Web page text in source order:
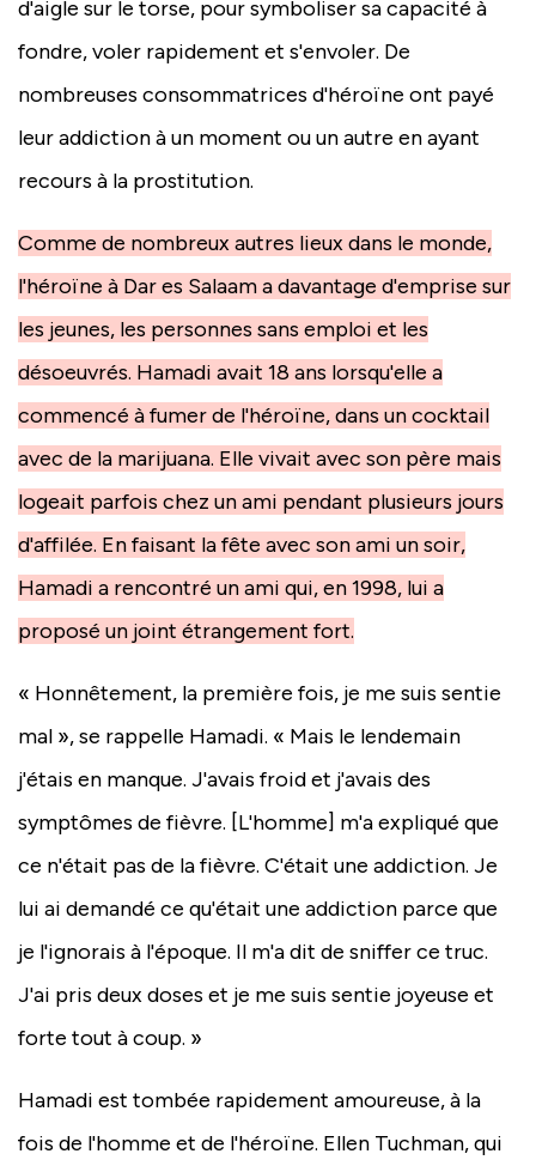
d'aigle sur le torse, pour symboliser sa capacité à
fondre, voler rapidement et s'envoler. De
nombreuses consommatrices d'héroïne ont payé
leur addiction à un moment ou un autre en ayant
recours à la prostitution.
Comme de nombreux autres lieux dans le monde,
l'héroïne à Dar es Salaam a davantage d'emprise sur
les jeunes, les personnes sans emploi et les
désoeuvrés. Hamadi avait 18 ans lorsqu'elle a
commencé à fumer de l'héroïne, dans un cocktail
avec de la marijuana. Elle vivait avec son père mais
logeait parfois chez un ami pendant plusieurs jours
d'affilée. En faisant la fête avec son ami un soir,
Hamadi a rencontré un ami qui, en 1998, lui a
proposé un joint étrangement fort.
« Honnêtement, la première fois, je me suis sentie
mal », se rappelle Hamadi. « Mais le lendemain
j'étais en manque. J'avais froid et j'avais des
symptômes de fièvre. [L'homme] m'a expliqué que
ce n'était pas de la fièvre. C'était une addiction. Je
lui ai demandé ce qu'était une addiction parce que
je l'ignorais à l'époque. Il m'a dit de sniffer ce truc.
J'ai pris deux doses et je me suis sentie joyeuse et
forte tout à coup. »
Hamadi est tombée rapidement amoureuse, à la
fois de l'homme et de l'héroïne. Ellen Tuchman, qui